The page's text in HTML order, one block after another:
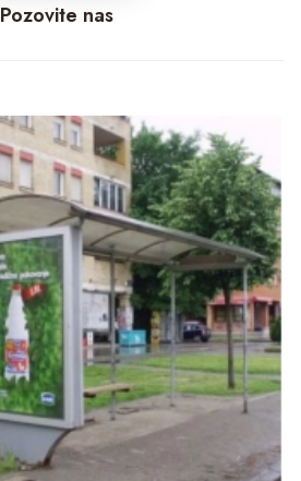
Pozovite nas